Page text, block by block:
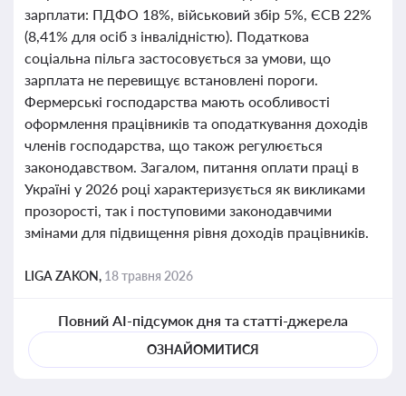
зарплати: ПДФО 18%, військовий збір 5%, ЄСВ 22%
(8,41% для осіб з інвалідністю). Податкова
соціальна пільга застосовується за умови, що
зарплата не перевищує встановлені пороги.
Фермерські господарства мають особливості
оформлення працівників та оподаткування доходів
членів господарства, що також регулюється
законодавством. Загалом, питання оплати праці в
Україні у 2026 році характеризується як викликами
прозорості, так і поступовими законодавчими
змінами для підвищення рівня доходів працівників.
LIGA ZAKON, 18 травня 2026
Повний AI-підсумок дня та статті-джерела
ОЗНАЙОМИТИСЯ